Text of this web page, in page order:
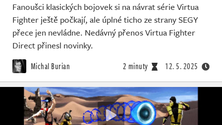
Fanoušci klasických bojovek si na návrat série Virtua
Fighter ještě počkají, ale úplné ticho ze strany SEGY
přece jen nevládne. Nedávný přenos Virtua Fighter
Direct přinesl novinky.
Michal Burian 2 minuty 12. 5. 2025